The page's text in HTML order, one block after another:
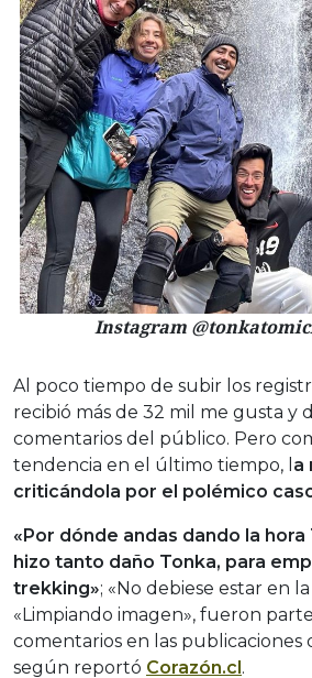
Instagram
Al poco tiempo de subir los
recibió más de 32 mil me gusta y
comentarios del público. Pero
tendencia en el último tiempo, l a
criticándola por el polémico
«Por dónde andas dando la hora
hizo tanto daño Tonka, para
trekking»; «No debiese estar en
«Limpiando imagen», fueron
comentarios en las publicaciones
según reportó Corazón.cl .